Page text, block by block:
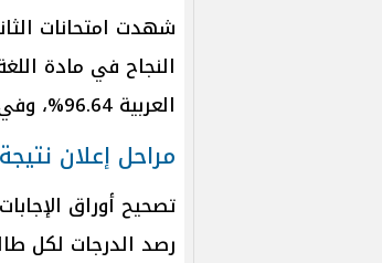
شهدت امتحانات
العربية 96.64%، وفي اللغة الأجنبية الثانية 97.88%، وفي مادة الفيزياء 94.21%.
مراحل إعلان نتيجة
تصحيح أوراق
رصد الدرجات لكل